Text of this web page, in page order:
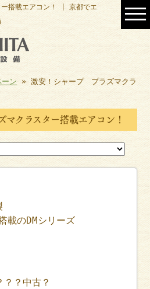
搭載エアコン！ | 京都でエ
ーン » 激安！シャープ プラズマクラ
クラスター搭載エアコン！
載のDMシリーズ
？？中古？